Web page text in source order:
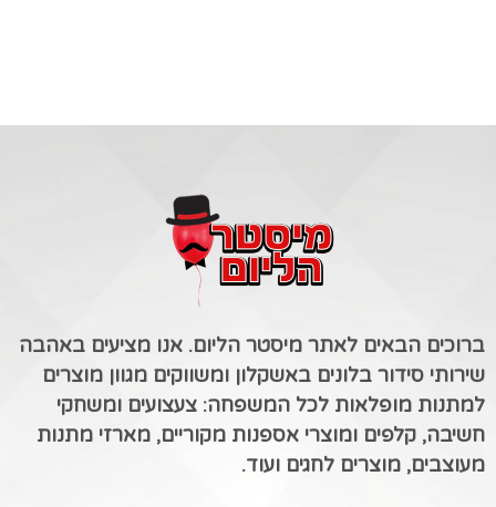
ברוכים הבאים לאתר מיסטר הליום. אנו מציעים באהבה
שירותי סידור בלונים באשקלון ומשווקים מגוון מוצרים
למתנות מופלאות לכל המשפחה: צעצועים ומשחקי
חשיבה, קלפים ומוצרי אספנות מקוריים, מארזי מתנות
מעוצבים, מוצרים לחגים ועוד.